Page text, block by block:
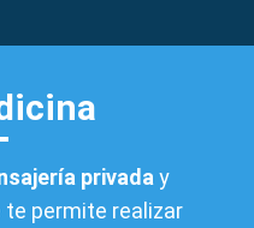
privada y
te permite realizar